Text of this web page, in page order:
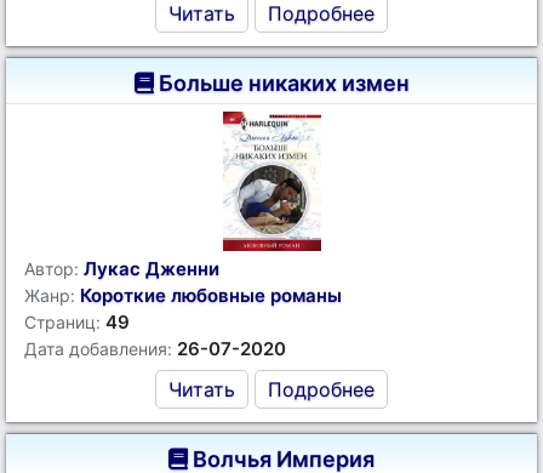
Читать Подробнее
Больше никаких измен
Автор: Лукас Дженни
Жанр: Короткие любовные романы
Страниц: 49
Дата добавления: 26-07-2020
Читать Подробнее
Волчья Империя